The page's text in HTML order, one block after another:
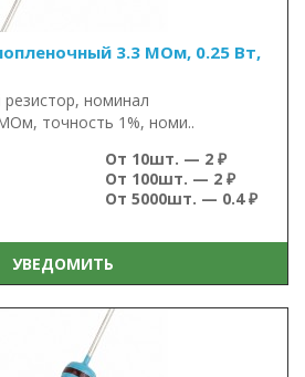
3.3 МОм, 0.25 Вт,
номинал
точность 1%, номи..
От 10шт. — 2 ₽
От 100шт. — 2 ₽
От 5000шт. — 0.4 ₽
УВЕДОМИТЬ